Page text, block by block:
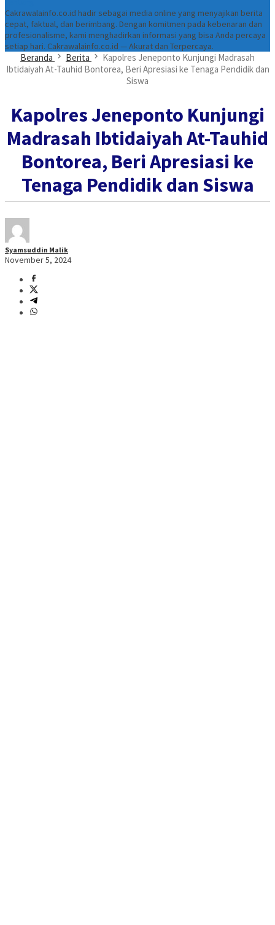
Cakrawalainfo.co.id hadir sebagai media online yang menyajikan berita
cepat, faktual, dan berimbang. Dengan komitmen pada kebenaran dan
profesionalisme, kami menghadirkan informasi yang bisa Anda percaya
setiap hari. Cakrawalainfo.co.id — Akurat dan Terpercaya.
Beranda Berita
Kapolres Jeneponto Kunjungi Madrasah
Ibtidaiyah At-Tauhid Bontorea, Beri Apresiasi ke Tenaga Pendidik dan
Siswa
Kapolres Jeneponto Kunjungi
Madrasah Ibtidaiyah At-Tauhid
Bontorea, Beri Apresiasi ke
Tenaga Pendidik dan Siswa
Syamsuddin Malik
November 5, 2024